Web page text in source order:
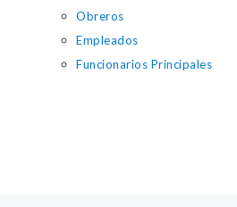
Obreros
Empleados
Funcionarios Principales